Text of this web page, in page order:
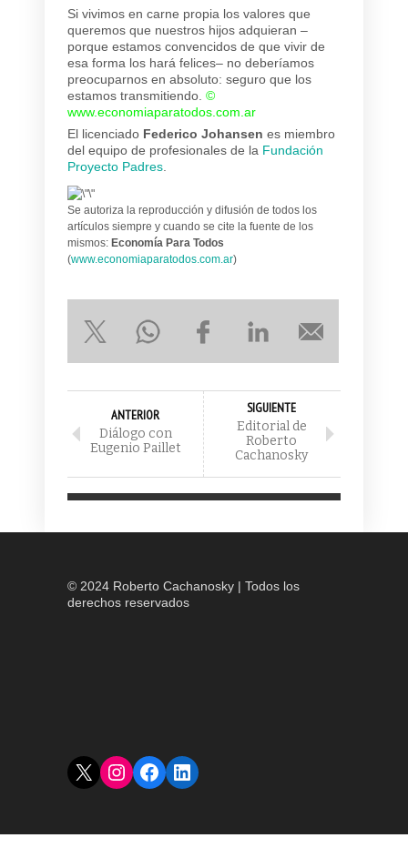
Si vivimos en carne propia los valores que
queremos que nuestros hijos adquieran –
porque estamos convencidos de que vivir de
esa forma los hará felices– no deberíamos
preocuparnos en absoluto: seguro que los
estamos transmitiendo. ©
www.economiaparatodos.com.ar
El licenciado Federico Johansen es miembro
del equipo de profesionales de la Fundación
Proyecto Padres
Se autoriza la reproducción y difusión de todos los
artículos siempre y cuando se cite la fuente de los
mismos: Economía Para Todos
(www.economiaparatodos.com.ar)
ANTERIOR
Diálogo con
Eugenio Paillet
SIGUIENTE
Editorial de
Roberto
Cachanosky
© 2024 Roberto Cachanosky | Todos los
derechos reservados
X Instagram
Facebook
LinkedIn